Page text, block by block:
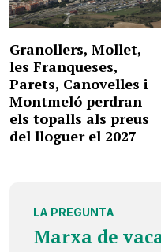
Granollers, Mollet,
les Franqueses,
Parets, Canovelles i
Montmeló perdran
els topalls als preus
del lloguer el 2027
LA PREGUNTA
Marxa de